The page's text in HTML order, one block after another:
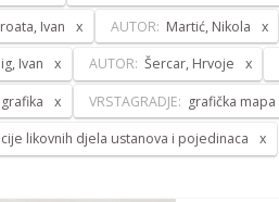
Ivan AUTOR: Martić, Nikola
Ivan AUTOR: Šercar, Hrvoje
grafika VRSTAGRADJE: grafička mapa
likovnih djela ustanova i pojedinaca